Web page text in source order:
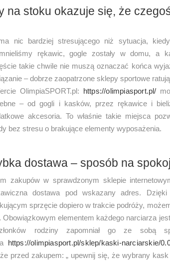
na stoku okazuje się, że
nic bardziej stresującego niż sytuacja,
rękawic, gogle zostały w domu, a
takie chwile nie muszą oznaczać końca
– dobrze zaopatrzone sklepy sportowe
OlimpiaSPORT.pl: https://olimpiasport.pl/
– od gogli i kasków, przez rękawice i
akcesoria. To właśnie takie miejsca
bez stresu o brakujące elementy wyposażenia.
dostawa – sposób na
zakupów w sprawdzonym sklepie
dostawa pod wskazany adres.
sprzęcie dopiero w trakcie podróży,
Obowiązkowym elementem każdego narciarza
rodziny zapomniał go ze sobą
https://olimpiasport.pl/sklep/kaski-narciarskie/
przed zakupem: „ upewnij się, że wybrany